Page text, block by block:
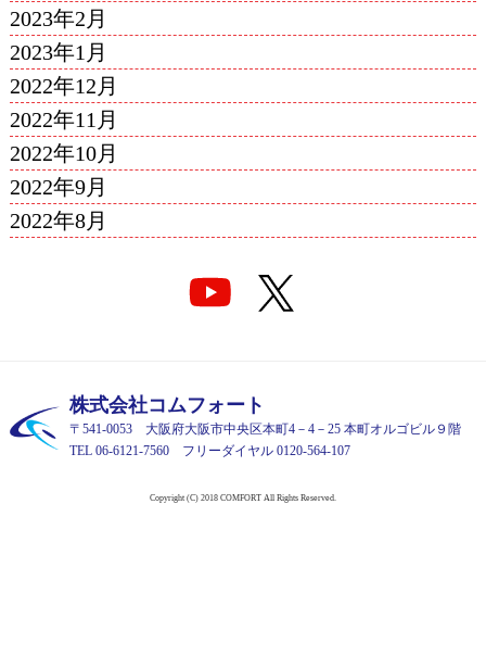
2023年2月
2023年1月
2022年12月
2022年11月
2022年10月
2022年9月
2022年8月
株式会社コムフォート
〒541-0053 大阪府大阪市中央区本町4－4－25 本町オルゴビル９階
TEL 06-6121-7560 フリーダイヤル 0120-564-107
Copyright (C) 2018 COMFORT All Rights Reserved.